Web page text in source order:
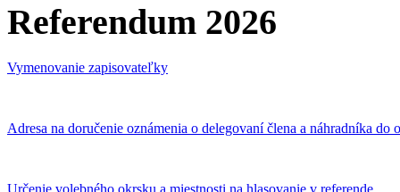
Referendum 2026
Vymenovanie zapisovateľky
Adresa na doručenie oznámenia o delegovaní člena a náhradníka
Určenie volebného okrsku a miestnosti na hlasovanie v referende